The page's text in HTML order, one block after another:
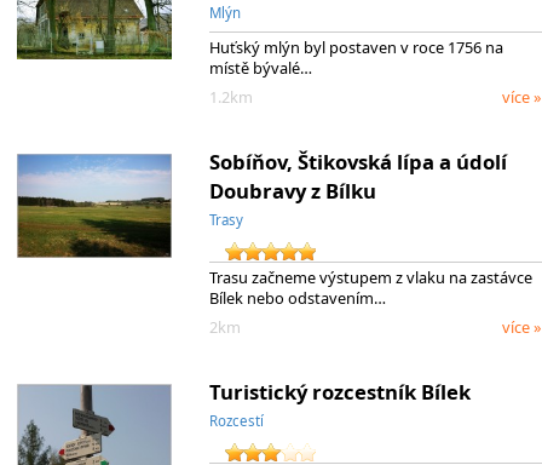
Mlýn
Huťský mlýn byl postaven v roce 1756 na
místě bývalé…
1.2km
více »
Sobíňov, Štikovská lípa a údolí
Doubravy z Bílku
Trasy
Trasu začneme výstupem z vlaku na zastávce
Bílek nebo odstavením…
2km
více »
Turistický rozcestník Bílek
Rozcestí